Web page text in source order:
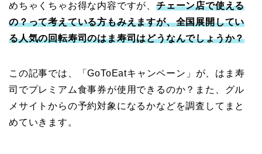
めちゃくちゃお得な内容ですが、 チェーン店で使える
の？って考えている方もみえますが、全国展開してい
る人気の回転寿司のはま寿司はどうなんでしょうか？
この記事では、「GoToEatキャンペーン」が、はま寿
司でプレミアム食事券が使用できるのか？また、グル
メサイトからの予約対象になるかなどを調査してまと
めていきます。